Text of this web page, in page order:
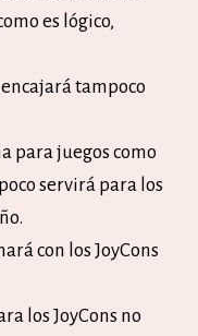
es lógico,
tampoco
para juegos como
servirá para los
con los JoyCons
los JoyCons no